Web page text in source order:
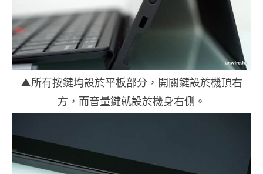
▲所有按鍵均設於平板部分，開關鍵設於機頂右
方，而音量鍵就設於機身右側。